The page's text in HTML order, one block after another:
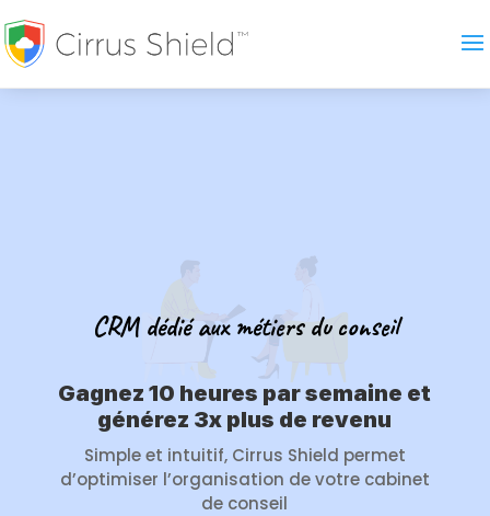
CRM dédié aux métiers du conseil
Gagnez 10 heures par semaine et
générez 3x plus de revenu
Simple et intuitif, Cirrus Shield permet
d’optimiser l’organisation de votre cabinet
de conseil